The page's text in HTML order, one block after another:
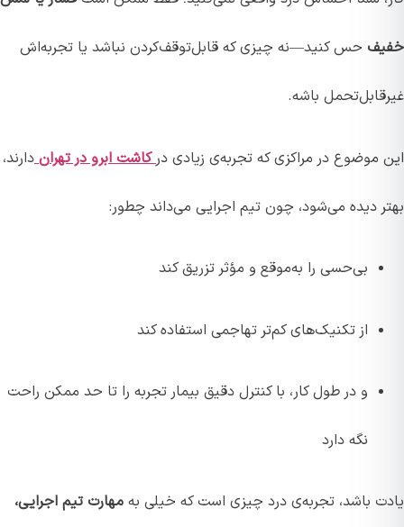
خفیف حس کنید—نه چیزی که قابل‌توقف‌کردن نباشد یا تجربه‌اش
غیرقابل‌تحمل باشه.
این موضوع در مراکزی که تجربه‌ی زیادی در کاشت ابرو در تهران دارند،
بهتر دیده می‌شود، چون تیم اجرایی می‌داند چطور:
بی‌حسی را به‌موقع و مؤثر تزریق کند
از تکنیک‌های کم‌تر تهاجمی استفاده کند
و در طول کار، با کنترل دقیق بیمار تجربه را تا حد ممکن راحت
نگه دارد
یادت باشد، تجربه‌ی درد چیزی است که خیلی به مهارت تیم اجرایی،